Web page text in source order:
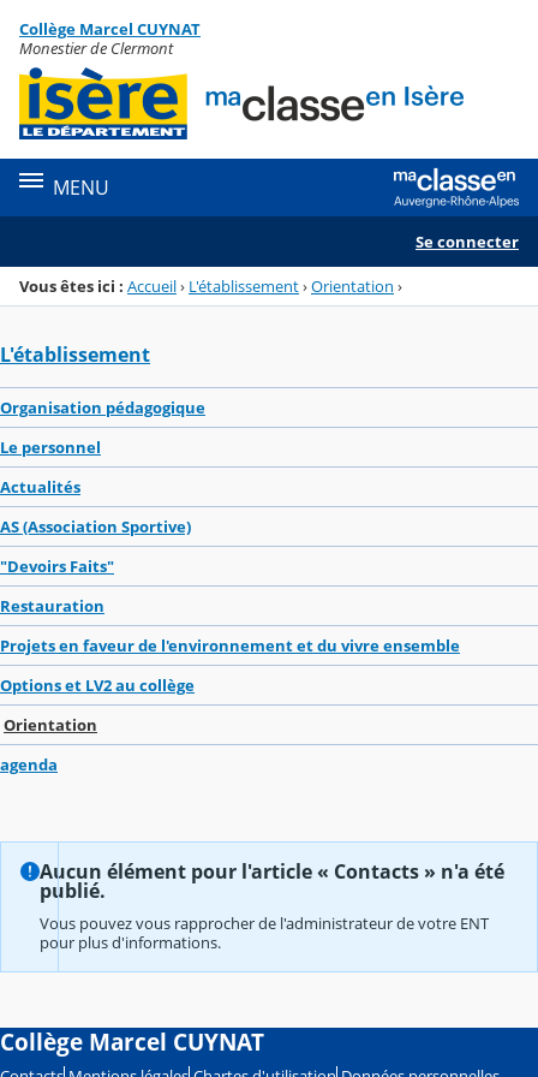
Menu de la rubrique
Contenu
Collège Marcel CUYNAT
Monestier de Clermont
MENU
Se connecter
Vous êtes ici : Accueil› L'établissement›Orientation ›
L'établissement
Organisation pédagogique
Le personnel
Actualités
AS (Association Sportive)
"Devoirs Faits"
Restauration
Projets en faveur de l'environnement et du vivre ensemble
Options et LV2 au collège
Orientation
agenda
Aucun élément pour l'article « Contacts » n'a été
publié.
Vous pouvez vous rapprocher de l'administrateur de votre ENT
pour plus d'informations.
Collège Marcel CUYNAT